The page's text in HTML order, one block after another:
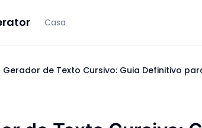
Casa
Gerador de Texto Cursivo: Guia Definitivo